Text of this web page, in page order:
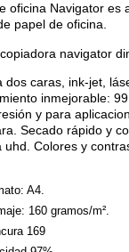
oficina Navigator es
papel de oficina.
navigator
dos caras, ink-jet,
inmejorable:
y para
Secado rápido y
uhd. Colores y
A4.
160 gramos/m².
169